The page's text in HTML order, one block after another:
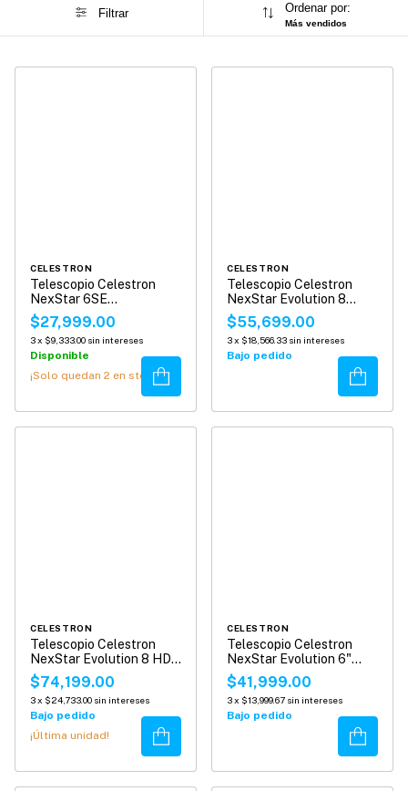
Filtrar Ordenar por:
Más vendidos
CELESTRON
Telescopio Celestron
NexStar 6SE
Computarizado
$27,999.00
3x $9,333.00 sin intereses
Disponible
¡Solo quedan 2 en stock!Comprar
CELESTRON
Telescopio Celestron
NexStar Evolution 8
Telescope
$55,699.00
3x $18,566.33 sin intereses
Bajo pedido
Comprar
CELESTRON
Telescopio Celestron
NexStar Evolution 8 HD
con Starsense
$74,199.00
3x $24,733.00 sin intereses
Bajo pedido
¡Última unidad!
Comprar
CELESTRON
Telescopio Celestron
NexStar Evolution 6"
Schmidt-Cassegrain
$41,999.00
3x $13,999.67 sin intereses
Bajo pedido
Comprar